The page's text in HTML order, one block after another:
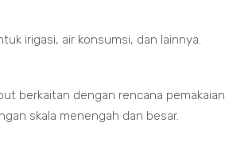
irigasi, air konsumsi, dan lainnya.
berkaitan dengan rencana pemakaian
skala menengah dan besar.